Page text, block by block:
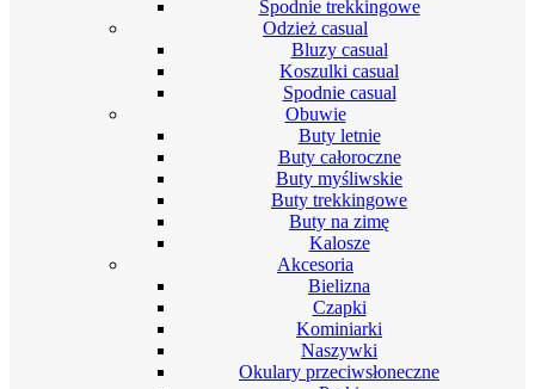
Spodnie trekkingowe
Odzież casual
Bluzy casual
Koszulki casual
Spodnie casual
Obuwie
Buty letnie
Buty całoroczne
Buty myśliwskie
Buty trekkingowe
Buty na zimę
Kalosze
Akcesoria
Bielizna
Czapki
Kominiarki
Naszywki
Okulary przeciwsłoneczne